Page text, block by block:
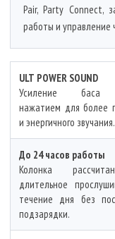
Pair, Party Connect,
работы и управление
ULT POWER SOUND
Усиление баса
нажатием для более
и энергичного звучания.
До 24 часов работы
Колонка
длительное
течение дня без
подзарядки.